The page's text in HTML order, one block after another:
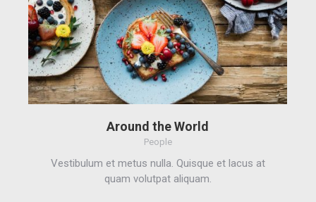
Around the World
People
Vestibulum et metus nulla. Quisque et lacus at
quam volutpat aliquam.